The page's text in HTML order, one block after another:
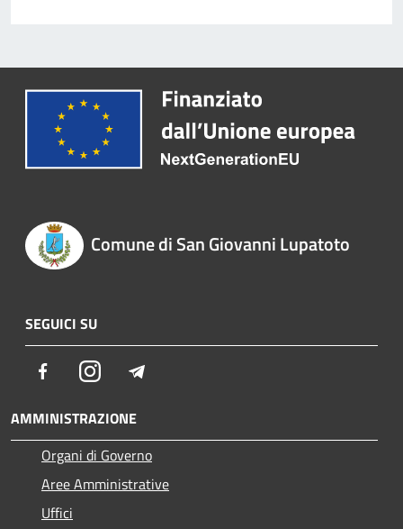
Comune di San Giovanni Lupatoto
SEGUICI SU
FacebookInstagram
AMMINISTRAZIONE
Organi di Governo
Aree Amministrative
Uffici